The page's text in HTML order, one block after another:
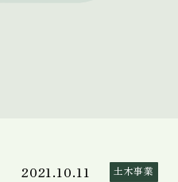
2021.10.11 土木事業